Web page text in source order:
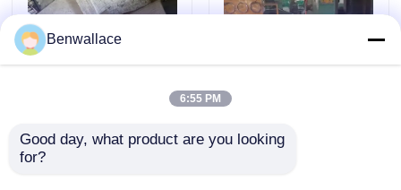
連絡 ください
ニュース
耐熱熱熱巻き 253MA /
Benwallace
6:55 PM
Good day, what product are you looking
for?